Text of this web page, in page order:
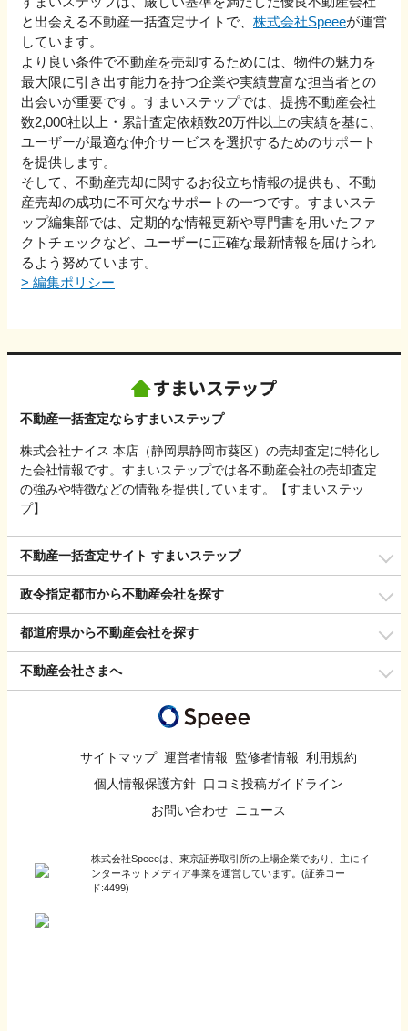
と出会える不動産一括査定サイトで、 株式会社Speeeが運営
しています。
より良い条件で不動産を売却するためには、物件の魅力を
最大限に引き出す能力を持つ企業や実績豊富な担当者との
出会いが重要です。すまいステップでは、提携不動産会社
数2,000社以上・累計査定依頼数20万件以上の実績を基に、
ユーザーが最適な仲介サービスを選択するためのサポート
を提供します。
そして、不動産売却に関するお役立ち情報の提供も、不動
産売却の成功に不可欠なサポートの一つです。すまいステ
ップ編集部では、定期的な情報更新や専門書を用いたファ
クトチェックなど、ユーザーに正確な最新情報を届けられ
るよう努めています。
> 編集ポリシー
不動産一括査定ならすまいステップ
株式会社ナイス 本店（静岡県静岡市葵区）の売却査定に特化し
た会社情報です。すまいステップでは各不動産会社の売却査定
の強みや特徴などの情報を提供しています。【すまいステッ
プ】
不動産一括査定サイト すまいステップ
政令指定都市から不動産会社を探す
都道府県から不動産会社を探す
不動産会社さまへ
サイトマップ 運営者情報 監修者情報 利用規約
個人情報保護方針 口コミ投稿ガイドライン
お問い合わせ ニュース
株式会社Speeeは、東京証券取引所の上場企業であり、主にイ
ンターネットメディア事業を運営しています。(証券コー
ド:4499)